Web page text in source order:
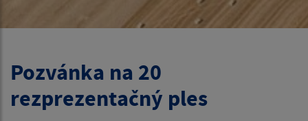
Pozvánka na 20
rezprezentačný ples